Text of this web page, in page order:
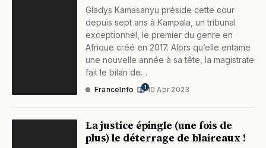
Gladys Kamasanyu préside cette cour
depuis sept ans à Kampala, un tribunal
exceptionnel, le premier du genre en
Afrique créé en 2017. Alors qu’elle entame
une nouvelle année à sa tête, la magistrate
fait le bilan de…
FranceInfo 1·10 Apr 2023
La justice épingle (une fois de
plus) le déterrage de blaireaux !